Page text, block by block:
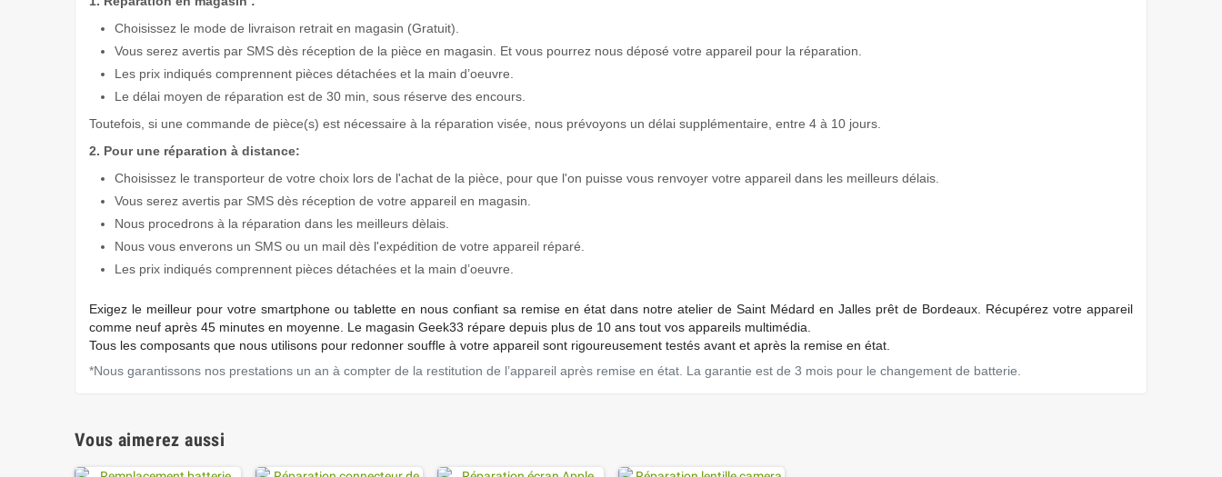
Choisissez le mode de livraison retrait en magasin (Gratuit).
Vous serez avertis par SMS dès réception de la pièce en magasin. Et vous pourrez nous déposé votre appareil pour la réparation.
Les prix indiqués comprennent pièces détachées et la main d’oeuvre.
Le délai moyen de réparation est de 30 min, sous réserve des encours.
Toutefois, si une commande de pièce(s) est nécessaire à la réparation visée, nous prévoyons un délai supplémentaire, entre 4 à 10 jours.
2. Pour une réparation à distance:
Choisissez le transporteur de votre choix lors de l'achat de la pièce, pour que l'on puisse vous renvoyer votre appareil dans les meilleurs délais.
Vous serez avertis par SMS dès réception de votre appareil en magasin.
Nous procedrons à la réparation dans les meilleurs dèlais.
Nous vous enverons un SMS ou un mail dès l'expédition de votre appareil réparé.
Les prix indiqués comprennent pièces détachées et la main d’oeuvre.
Exigez le meilleur pour votre smartphone ou tablette en nous conﬁant sa remise en état dans notre atelier de Saint Médard en Jalles prêt de Bordeaux. Récupérez votre appareil
comme neuf après 45 minutes en moyenne. Le magasin Geek33 répare depuis plus de 10 ans tout vos appareils multimédia.
Tous les composants que nous utilisons pour redonner souffle à votre appareil sont rigoureusement testés avant et après la remise en état.
*Nous garantissons nos prestations un an à compter de la restitution de l’appareil après remise en état. La garantie est de 3 mois pour le changement de batterie.
Vous aimerez aussi